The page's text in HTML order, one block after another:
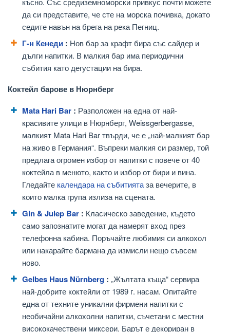
да си представите, че сте на морска почивка, докато
седите навън на брега на река Пегниц.
Г-н Кенеди : Нов бар за крафт бира със сайдер и
дълги напитки. В малкия бар има периодични
събития като дегустации на бира.
Коктейл барове в Нюрнберг
Mata Hari Bar : Разположен на една от най-
красивите улици в Нюрнберг, Weissgerbergasse,
малкият Mata Hari Bar твърди, че е „най-малкият бар
на живо в Германия“. Въпреки малкия си размер, той
предлага огромен избор от напитки с повече от 40
коктейла в менюто, както и избор от бири и вина.
Гледайте календара на събитиятаза вечерите, в
които малка група излиза на сцената.
Gin & Julep Bar : Класическо заведение, където
само запознатите могат да намерят вход през
телефонна кабина. Поръчайте любимия си алкохол
или накарайте бармана да измисли нещо съвсем
ново.
Gelbes Haus Nürnberg : „Жълтата къща“ сервира
най-добрите коктейли от 1989 г. насам. Опитайте
една от техните уникални фирмени напитки с
необичайни алкохолни напитки, съчетани с местни
висококачествени миксери. Барът е декориран в